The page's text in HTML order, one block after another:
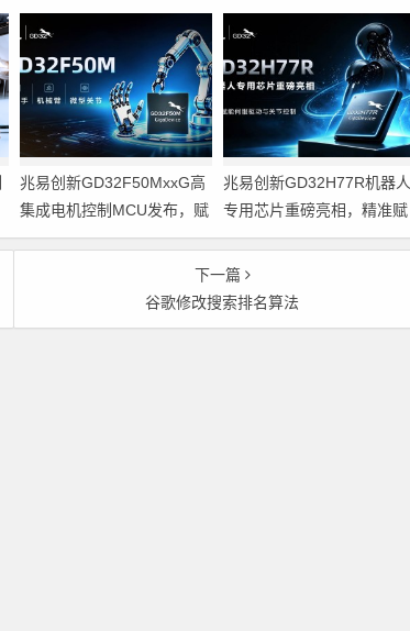
兆易创新GD32F50MxxG高
集成电机控制MCU发布，赋
能人形机器人关节驱动革新
兆易创新GD32H77R机器人
专用芯片重磅亮相，精准赋
能伺服驱动与关节控制
下一篇
谷歌修改搜索排名算法